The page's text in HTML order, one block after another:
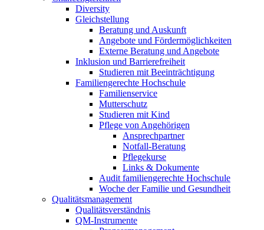
Diversity
Gleichstellung
Beratung und Auskunft
Angebote und Fördermöglichkeiten
Externe Beratung und Angebote
Inklusion und Barrierefreiheit
Studieren mit Beeinträchtigung
Familiengerechte Hochschule
Familienservice
Mutterschutz
Studieren mit Kind
Pflege von Angehörigen
Ansprechpartner
Notfall-Beratung
Pflegekurse
Links & Dokumente
Audit familiengerechte Hochschule
Woche der Familie und Gesundheit
Qualitätsmanagement
Qualitätsverständnis
QM-Instrumente